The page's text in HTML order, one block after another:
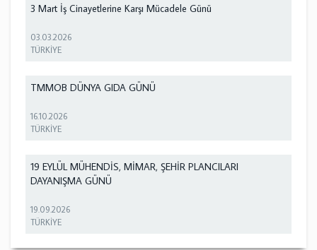
3 Mart İş Cinayetlerine Karşı Mücadele Günü
03.03.2026
TÜRKİYE
TMMOB DÜNYA GIDA GÜNÜ
16.10.2026
TÜRKİYE
19 EYLÜL MÜHENDİS, MİMAR, ŞEHİR PLANCILARI
DAYANIŞMA GÜNÜ
19.09.2026
TÜRKİYE